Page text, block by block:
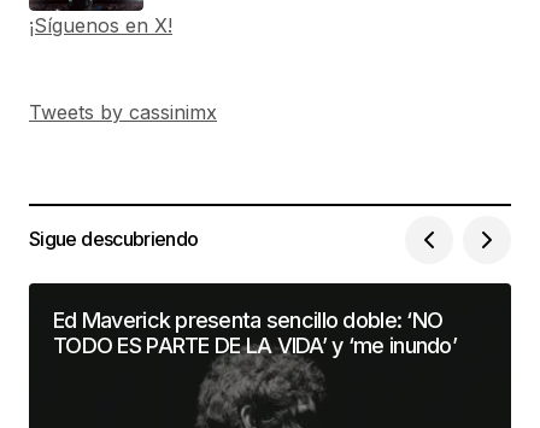
¡Síguenos en X!
Tweets by cassinimx
Sigue descubriendo
Ed Maverick presenta sencillo doble: ‘NO
TODO ES PARTE DE LA VIDA’ y ‘me inundo’